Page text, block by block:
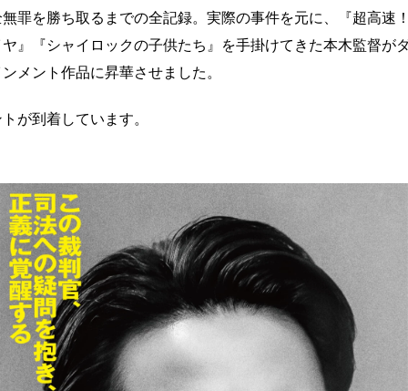
罪を勝ち取るまでの全記録。実際の事件を元に、『超高速
ヤ』『シャイロックの子供たち』を手掛けてきた本木監督が
メント作品に昇華させました。
が到着しています。